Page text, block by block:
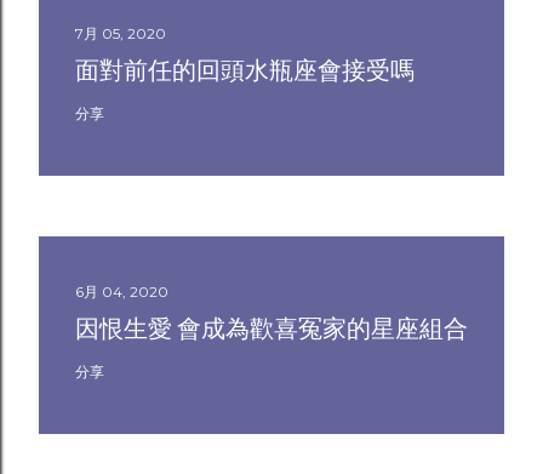
7月 05, 2020
面對前任的回頭水瓶座會接受嗎
分享
6月 04, 2020
因恨生愛 會成為歡喜冤家的星座組合
分享